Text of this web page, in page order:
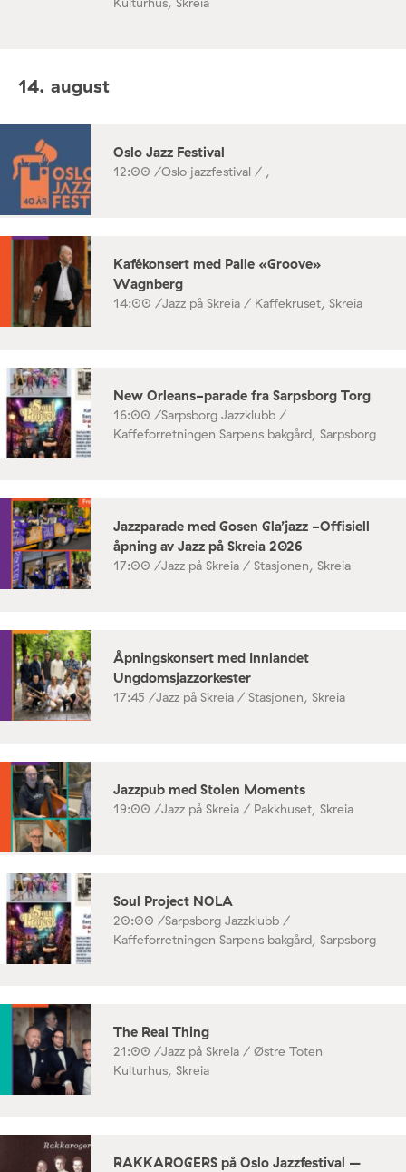
14. august
Oslo Jazz Festival
12:00 /Oslo jazzfestival / ,
Kafékonsert med Palle «Groove»
Wagnberg
14:00 /Jazz på Skreia / Kaffekruset, Skreia
New Orleans-parade fra Sarpsborg Torg
16:00 /Sarpsborg Jazzklubb /
Kaffeforretningen Sarpens bakgård, Sarpsborg
Jazzparade med Gosen Gla’jazz -Offisiell
åpning av Jazz på Skreia 2026
17:00 /Jazz på Skreia / Stasjonen, Skreia
Åpningskonsert med Innlandet
Ungdomsjazzorkester
17:45 /Jazz på Skreia / Stasjonen, Skreia
Jazzpub med Stolen Moments
19:00 /Jazz på Skreia / Pakkhuset, Skreia
Soul Project NOLA
20:00 /Sarpsborg Jazzklubb /
Kaffeforretningen Sarpens bakgård, Sarpsborg
The Real Thing
21:00 /Jazz på Skreia / Østre Toten
Kulturhus, Skreia
RAKKAROGERS på Oslo Jazzfestival –